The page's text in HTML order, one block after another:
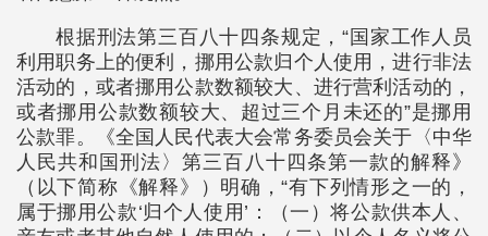
根据刑法第三百八十四条规定，“国家工作人员
利用职务上的便利，挪用公款归个人使用，进行非法
活动的，或者挪用公款数额较大、进行营利活动的，
或者挪用公款数额较大、超过三个月未还的”是挪用
公款罪。《全国人民代表大会常务委员会关于〈中华
人民共和国刑法〉第三百八十四条第一款的解释》
（以下简称《解释》）明确，“有下列情形之一的，
属于挪用公款‘归个人使用’：（一）将公款供本人、